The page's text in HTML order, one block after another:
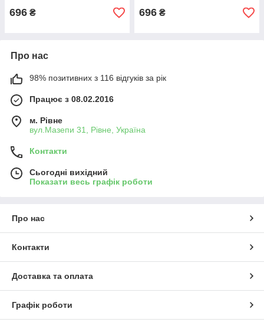
696 ₴ 696 ₴
Про нас
98% позитивних з 116 відгуків за рік
Працює з 08.02.2016
м. Рівне
вул.Мазепи 31, Рівне, Україна
Контакти
Сьогодні вихідний
Показати весь графік роботи
Про нас
Контакти
Доставка та оплата
Графік роботи